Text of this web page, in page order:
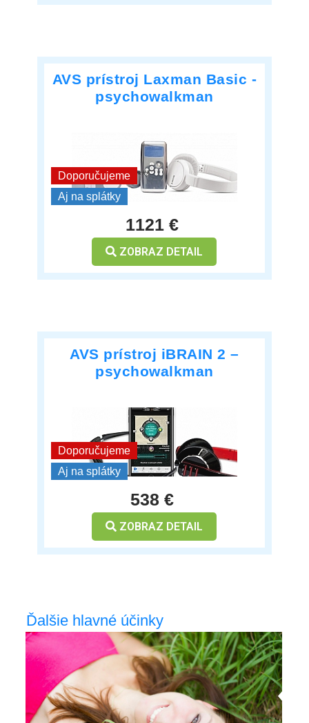
AVS prístroj Laxman Basic -
psychowalkman
Doporučujeme
Aj na splátky
***
1121 €
ZOBRAZ DETAIL
AVS prístroj iBRAIN 2 –
psychowalkman
Doporučujeme
Aj na splátky
***
538 €
ZOBRAZ DETAIL
Ďalšie hlavné účinky